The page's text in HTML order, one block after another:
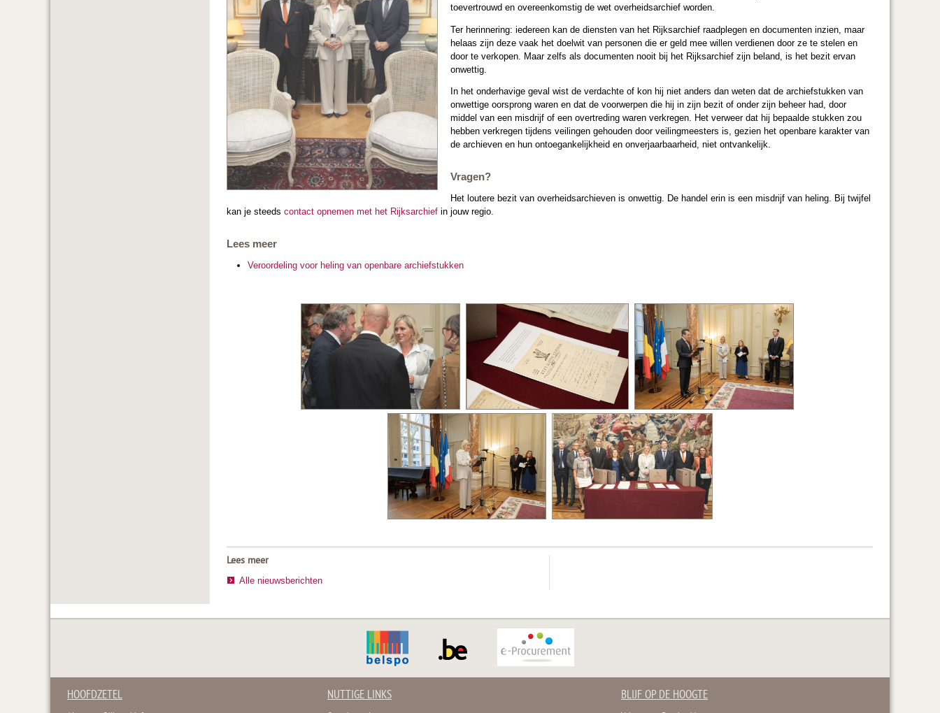
toevertrouwd en overeenkomstig de wet overheidsarchief worden.
Ter herinnering: iedereen kan de diensten van het Rijksarchief raadplegen en documenten inzien, maar
helaas zijn deze vaak het doelwit van personen die er geld mee willen verdienen door ze te stelen en
door te verkopen. Maar zelfs als documenten nooit bij het Rijksarchief zijn beland, is het bezit ervan
onwettig.
In het onderhavige geval wist de verdachte of kon hij niet anders dan weten dat de archiefstukken van
onwettige oorsprong waren en dat de voorwerpen die hij in zijn bezit of onder zijn beheer had, door
middel van een misdrijf of een overtreding waren verkregen. Het verweer dat hij bepaalde stukken zou
hebben verkregen tijdens veilingen gehouden door veilingmeesters is, gezien het openbare karakter van
de archieven en hun ontoegankelijkheid en onverjaarbaarheid, niet ontvankelijk.
Vragen?
Het loutere bezit van overheidsarchieven is onwettig. De handel erin is een misdrijf van heling. Bij twijfel
kan je steeds contact opnemen met het Rijksarchief in jouw regio.
Lees meer
Veroordeling voor heling van openbare archiefstukken
Lees meer
Alle nieuwsberichten
HOOFDZETEL NUTTIGE LINKS BLIJF OP DE HOOGTE